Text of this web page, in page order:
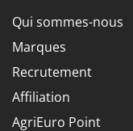
Qui sommes-nous
Marques
Recrutement
Affiliation
AgriEuro Point